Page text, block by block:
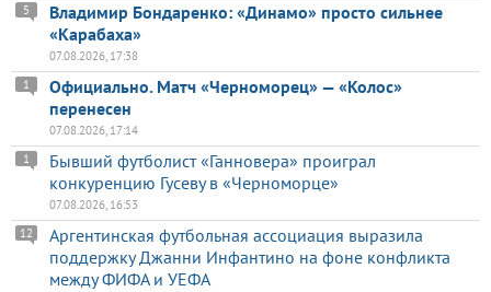
Владимир Бондаренко: «Динамо» просто сильнее
«Карабаха»
5
07.08.2026, 17:38
Официально. Матч «Черноморец» — «Колос»
перенесен
1
07.08.2026, 17:14
Бывший футболист «Ганновера» проиграл
конкуренцию Гусеву в «Черноморце»
1
07.08.2026, 16:53
Аргентинская футбольная ассоциация выразила
поддержку Джанни Инфантино на фоне конфликта
между ФИФА и УЕФА
12